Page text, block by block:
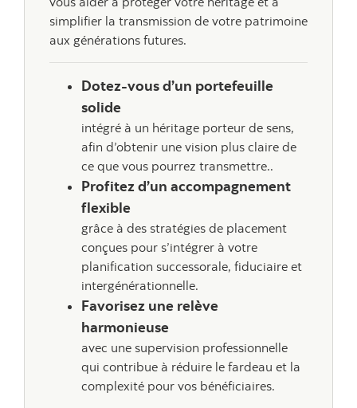
simplifier la transmission de votre patrimoine
aux générations futures.
Dotez-vous d’un portefeuille
solide
intégré à un héritage porteur de sens,
afin d’obtenir une vision plus claire de
ce que vous pourrez transmettre..
Profitez d’un accompagnement
flexible
grâce à des stratégies de placement
conçues pour s’intégrer à votre
planification successorale, fiduciaire et
intergénérationnelle.
Favorisez une relève
harmonieuse
avec une supervision professionnelle
qui contribue à réduire le fardeau et la
complexité pour vos bénéficiaires.